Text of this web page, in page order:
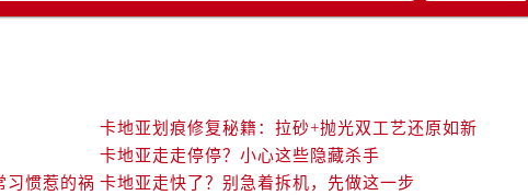
卡地亚划痕修复秘籍：拉砂+抛光双工艺还原如新
卡地亚走走停停？小心这些隐藏杀手
习惯惹的祸 卡地亚走快了？别急着拆机，先做这一步